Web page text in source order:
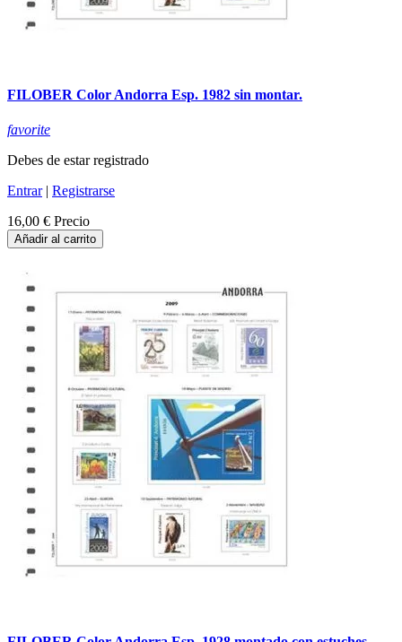
FILOBER Color Andorra Esp. 1982 sin montar.
favorite
Debes de estar registrado
Entrar| Registrarse
16,00 € Precio
Añadir al carrito